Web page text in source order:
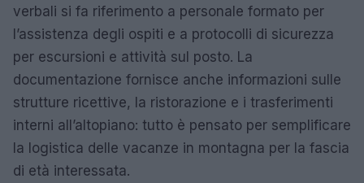
verbali si fa riferimento a personale formato per
l’assistenza degli ospiti e a protocolli di sicurezza
per escursioni e attività sul posto. La
documentazione fornisce anche informazioni sulle
strutture ricettive, la ristorazione e i trasferimenti
interni all’altopiano: tutto è pensato per semplificare
la logistica delle vacanze in montagna per la fascia
di età interessata.